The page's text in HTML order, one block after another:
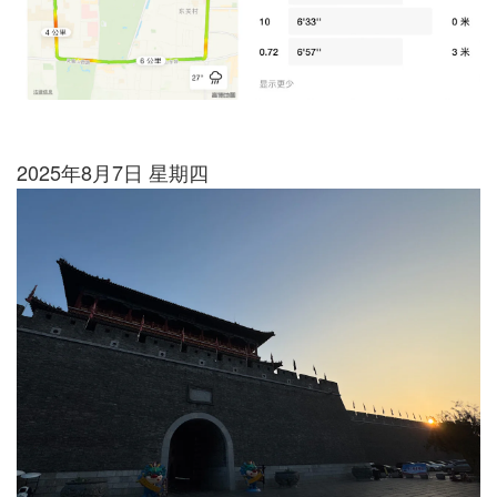
2025年8月7日 星期四